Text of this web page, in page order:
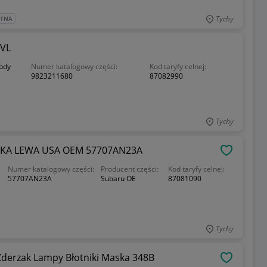
Tychy
Numer katalogowy części:
9823211680
Kod taryfy celnej:
87082990
Tychy
LEWA USA OEM 57707AN23A
Numer katalogowy części:
57707AN23A
Producent części:
Subaru OE
Kod taryfy celnej:
87081090
Tychy
Lampy Błotniki Maska 348B